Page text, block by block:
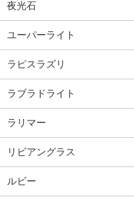
夜光石
ユーパーライト
ラピスラズリ
ラブラドライト
ラリマー
リビアングラス
ルビー